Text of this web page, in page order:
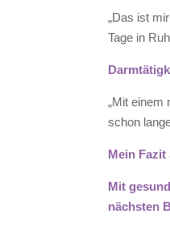
„Das ist
Tage in
„Mit einem
schon
Mein Fazit
Mit
nächsten